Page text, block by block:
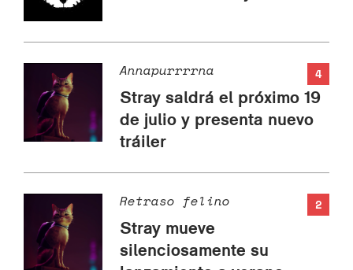
4
Annapurrrrna
Stray saldrá el próximo 19
de julio y presenta nuevo
tráiler
2
Retraso felino
Stray mueve
silenciosamente su